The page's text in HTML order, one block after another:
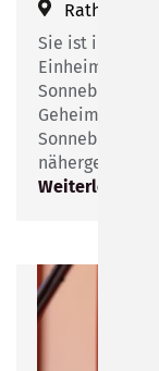
Sie ist
Sonneberger
Geheimtipp.
Sonnebergern
nähergebracht
Weiterlesen